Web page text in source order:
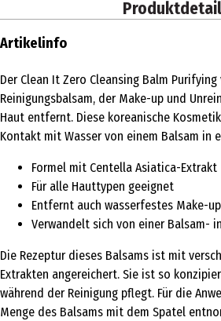
Artikelinfo
Der Clean It Zero Cleansing Balm Purifying
Reinigungsbalsam, der Make-up und
Haut entfernt. Diese koreanische
Kontakt mit Wasser von einem Balsam in
Formel mit Centella Asiatica-Extrakt
Für alle Hauttypen geeignet
Entfernt auch wasserfestes Make-up
Verwandelt sich von einer Balsam-
Die Rezeptur dieses Balsams ist mit
Extrakten angereichert. Sie ist so
während der Reinigung pflegt. Für die
Menge des Balsams mit dem Spatel